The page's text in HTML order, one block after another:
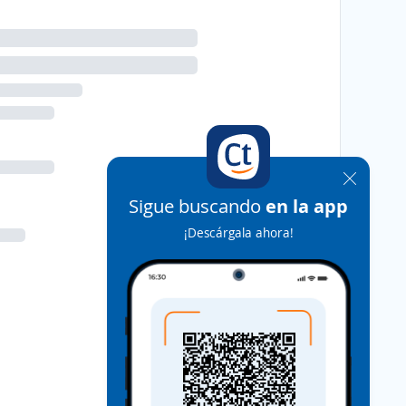
Sigue buscando en la app
¡Descárgala ahora!